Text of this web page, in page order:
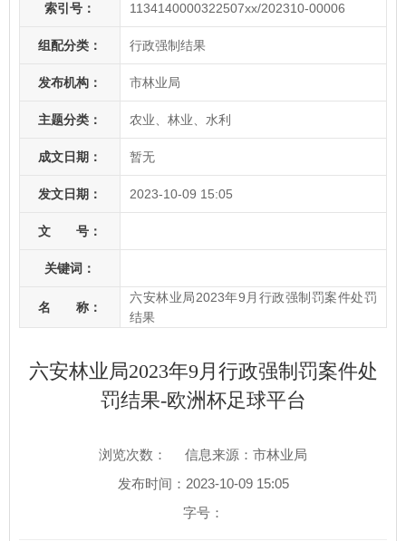
索引号： 1134140000322507xx/202310-00006
组配分类： 行政强制结果
发布机构： 市林业局
主题分类： 农业、林业、水利
成文日期： 暂无
发文日期： 2023-10-09 15:05
文 号：
关键词：
名 称：
六安林业局2023年9月行政强制罚案件处罚
结果
六安林业局2023年9月行政强制罚案件处
罚结果-欧洲杯足球平台
浏览次数：
信息来源：市林业局
发布时间：2023-10-09 15:05
字号：